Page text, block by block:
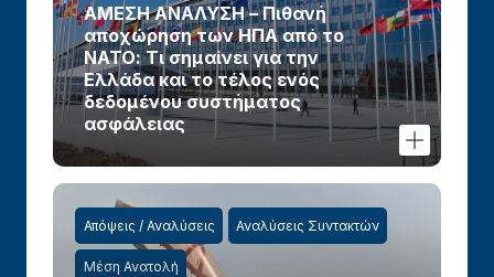
ΑΜΕΣΗ ΑΝΑΛΥΣΗ – Πιθανή
αποχώρηση των ΗΠΑ από το
ΝΑΤΟ: Τι σημαίνει για την
Ελλάδα και το τέλος ενός
δεδομένου συστήματος
ασφάλειας
Απόψεις / Αναλύσεις Αναλύσεις Συντακτών
Μέση Ανατολή